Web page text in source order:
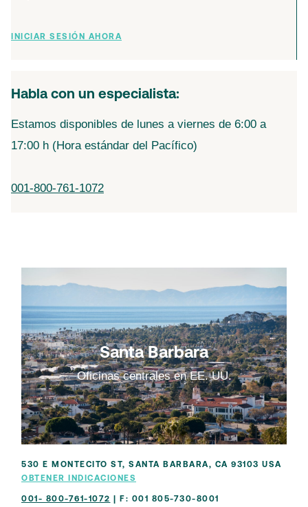
INICIAR SESIÓN AHORA
Habla con un especialista:
Estamos disponibles de lunes a viernes de 6:00 a
17:00 h (Hora estándar del Pacífico)
001-800-761-1072
Santa Barbara
Oficinas centrales en EE. UU.
530 E MONTECITO ST, SANTA BARBARA, CA 93103 USA
OBTENER INDICACIONES
001- 800-761-1072 | F: 001 805-730-8001